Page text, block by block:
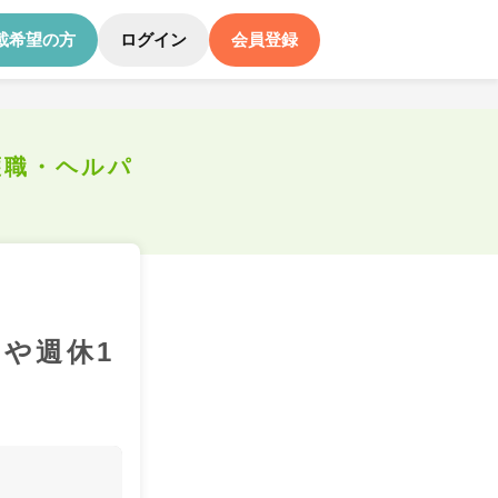
希望の方 ログイン 会員登録
・ヘルパ
週休1